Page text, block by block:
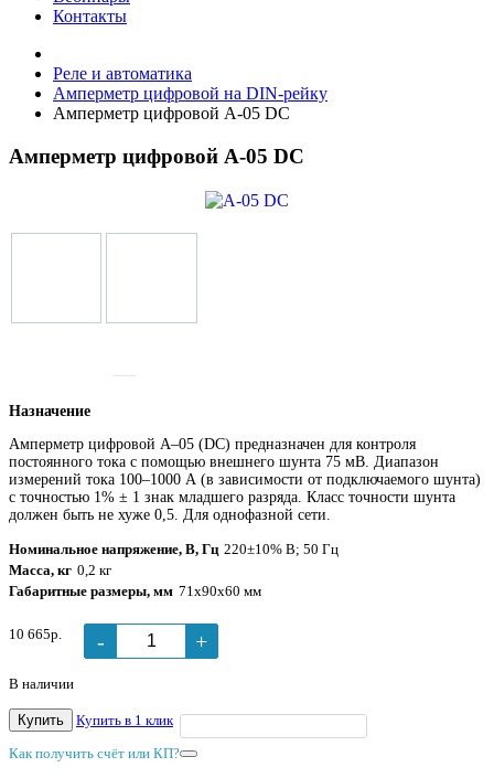
Контакты
Реле и автоматика
Амперметр цифровой на DIN-рейку
Амперметр цифровой А-05 DC
Амперметр цифровой А-05 DC
Назначение
Амперметр цифровой А–05 (DC) предназначен для контроля
постоянного тока с помощью внешнего шунта 75 мВ. Диапазон
измерений тока 100–1000 А (в зависимости от подключаемого шунта)
с точностью 1% ± 1 знак младшего разряда. Класс точности шунта
должен быть не хуже 0,5. Для однофазной сети.
Номинальное напряжение, В, Гц 220±10% В; 50 Гц
Масса, кг 0,2 кг
Габаритные размеры, мм 71х90х60 мм
10 665р. - +
В наличии
Купить
Купить в 1 клик
Как получить счёт или КП?